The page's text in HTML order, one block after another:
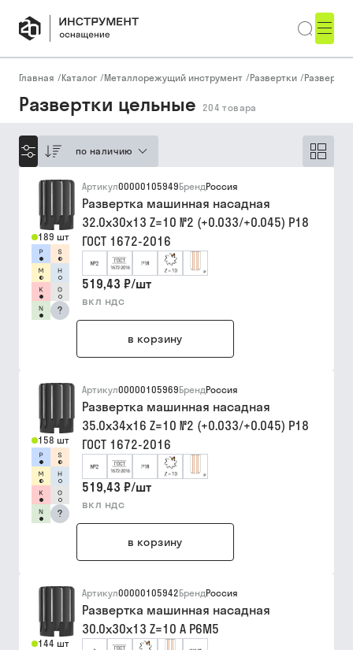
Главная /Каталог /Металлорежущий инструмент /Развертки /
Развертки цельные 204 товара
по наличию
189 шт
?
Артикул00000105949БрендРоссия
Развертка машинная насадная
32.0х30х13 Z=10 №2 (+0.033/+0.045) Р18
ГОСТ 1672-2016
519,43 ₽/шт
вкл ндс
в корзину
158 шт
?
Артикул00000105969БрендРоссия
Развертка машинная насадная
35.0х34х16 Z=10 №2 (+0.033/+0.045) Р18
ГОСТ 1672-2016
519,43 ₽/шт
вкл ндс
в корзину
144 шт
Артикул00000105942БрендРоссия
Развертка машинная насадная
30.0х30х13 Z=10 А Р6М5